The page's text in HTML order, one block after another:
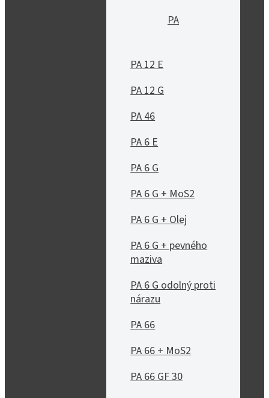
PA
PA 12 E
PA 12 G
PA 46
PA 6 E
PA 6 G
PA 6 G + MoS2
PA 6 G + Olej
PA 6 G + pevného
maziva
PA 6 G odolný proti
nárazu
PA 66
PA 66 + MoS2
PA 66 GF 30